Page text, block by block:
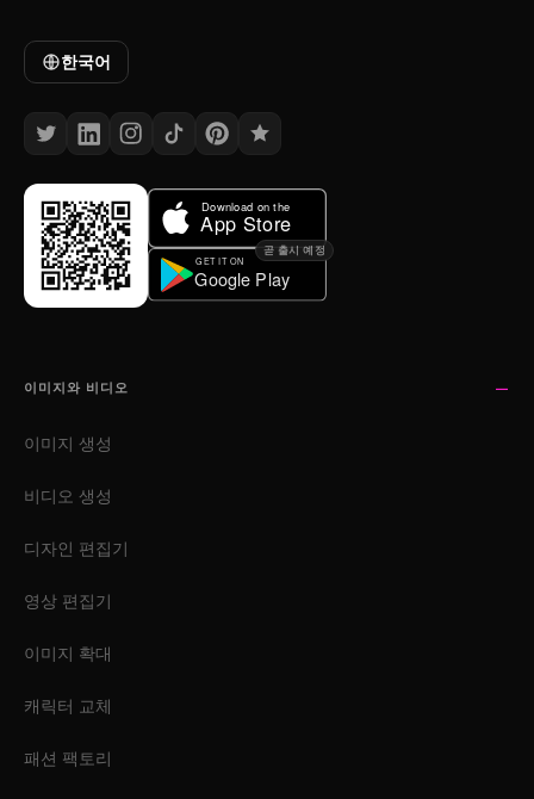
한국어
곧 출시 예정
이미지와 비디오
이미지 생성
비디오 생성
디자인 편집기
영상 편집기
이미지 확대
캐릭터 교체
패션 팩토리